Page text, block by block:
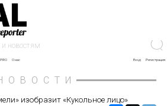
PRO О нас Вход Регистрация
изобразит «Кукольное лицо»